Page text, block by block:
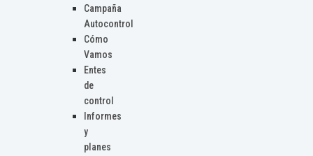
Campaña
Autocontrol
Cómo
Vamos
Entes
de
control
Informes
y
planes